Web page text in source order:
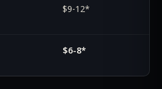
$9-12*
$6-8*